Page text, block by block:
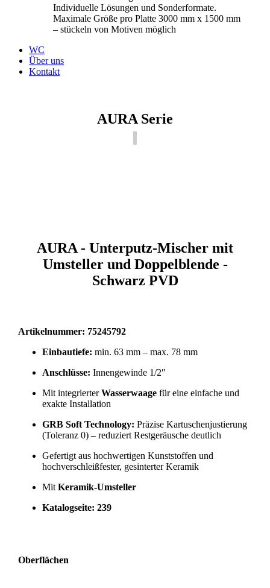
Individuelle Lösungen und Sonderformate.
Maximale Größe pro Platte 3000 mm x 1500 mm
– stückeln von Motiven möglich
WC
Über uns
Kontakt
AURA Serie
AURA - Unterputz-Mischer mit
Umsteller und Doppelblende -
Schwarz PVD
Artikelnummer: 75245792
Einbautiefe: min. 63 mm – max. 78 mm
Anschlüsse: Innengewinde 1/2″
Mit integrierterWasserwaagefür eine einfache und
exakte Installation
GRB Soft Technology: Präzise Kartuschenjustierung
(Toleranz 0) – reduziert Restgeräusche deutlich
Gefertigt aus hochwertigen Kunststoffen und
hochverschleißfester, gesinterter Keramik
Mit Keramik-Umsteller
Katalogseite: 239
Oberflächen